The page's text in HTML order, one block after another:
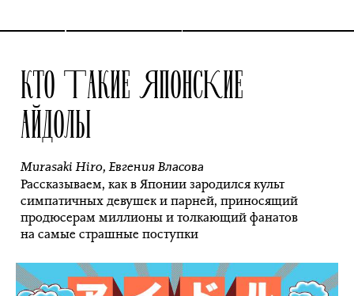
КТО ТАКИЕ ЯПОНСКИЕ
АЙДОЛЫ
Murasaki Hiro,Евгения Власова
Рассказываем, как в Японии зародился культ
симпатичных девушек и парней, приносящий
продюсерам миллионы и толкающий фанатов
на самые страшные поступки